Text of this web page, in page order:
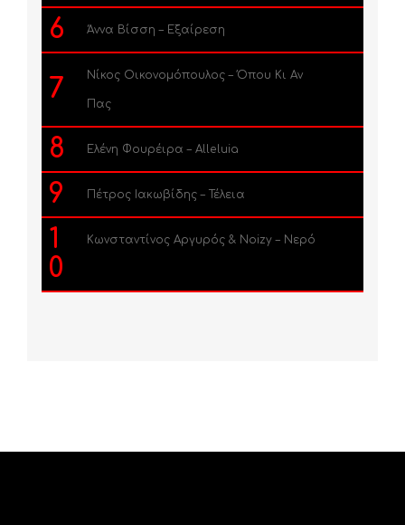
6 Άννα Βίσση – Εξαίρεση
7 Νίκος Οικονομόπουλος – Όπου Κι Αν
Πας
8 Ελένη Φουρέιρα – Alleluia
9 Πέτρος Ιακωβίδης – Τέλεια
1
0
Κωνσταντίνος Αργυρός & Noizy – Νερό